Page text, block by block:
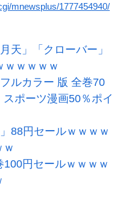
mnewsplus/1777454940/
天」「クローバー」
ｗｗｗｗｗ
ルカラー 版 全巻70
ポーツ漫画50％ポイ
88円セールｗｗｗｗ
100円セールｗｗｗｗ